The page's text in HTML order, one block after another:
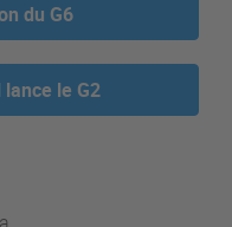
du G6
le G2